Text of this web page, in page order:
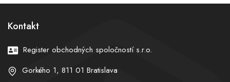
na UFO (týždeň vo
svetových médiách)
Kontakt
Register obchodných spoločností s.r.o.
Gorkého 1, 811 01 Bratislava